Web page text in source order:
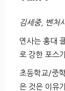
김세중, 벤처
연사는 홍대
로 강한 포스
초등학교/중
은 것은 이유